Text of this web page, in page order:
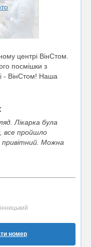
центрі ВінСтом.
посмішки з
- ВінСтом! Наша
Лікарка була
все пройшло
привітний. Можна
номер